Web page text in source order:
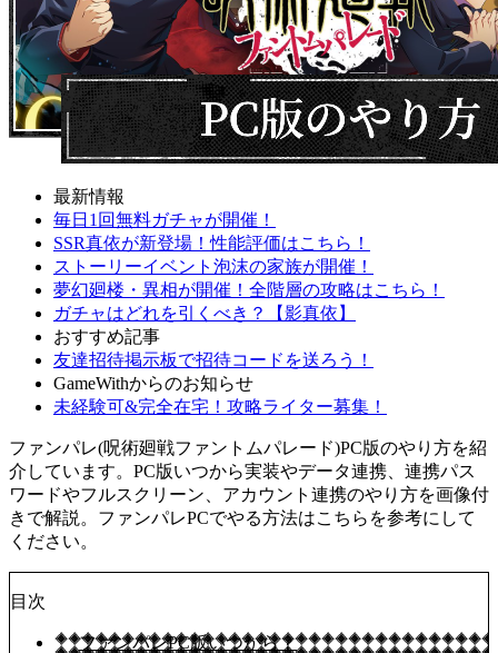
最新情報
毎日1回無料ガチャが開催！
SSR真依が新登場！性能評価はこちら！
ストーリーイベント泡沫の家族が開催！
夢幻廻楼・異相が開催！全階層の攻略はこちら！
ガチャはどれを引くべき？【影真依】
おすすめ記事
友達招待掲示板で招待コードを送ろう！
GameWithからのお知らせ
未経験可&完全在宅！攻略ライター募集！
ファンパレ(呪術廻戦ファントムパレード)PC版のやり方を紹
介しています。PC版いつから実装やデータ連携、連携パス
ワードやフルスクリーン、アカウント連携のやり方を画像付
きで解説。ファンパレPCでやる方法はこちらを参考にして
ください。
目次
ファンパレPC版いつから？